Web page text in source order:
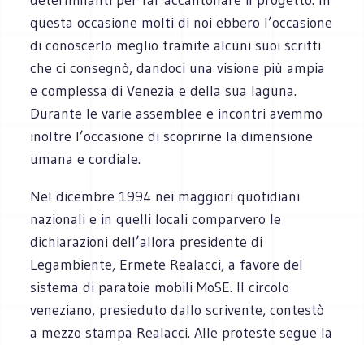
questa occasione molti di noi ebbero l’occasione
di conoscerlo meglio tramite alcuni suoi scritti
che ci consegnò, dandoci una visione più ampia
e complessa di Venezia e della sua laguna.
Durante le varie assemblee e incontri avemmo
inoltre l’occasione di scoprirne la dimensione
umana e cordiale.
Nel dicembre 1994 nei maggiori quotidiani
nazionali e in quelli locali comparvero le
dichiarazioni dell’allora presidente di
Legambiente, Ermete Realacci, a favore del
sistema di paratoie mobili MoSE. Il circolo
veneziano, presieduto dallo scrivente, contestò
a mezzo stampa Realacci. Alle proteste segue la